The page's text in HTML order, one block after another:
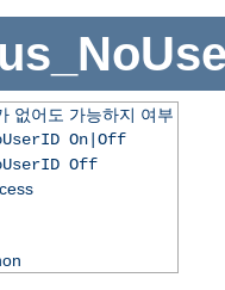
없어도 가능하지 여부
On|Off
Off